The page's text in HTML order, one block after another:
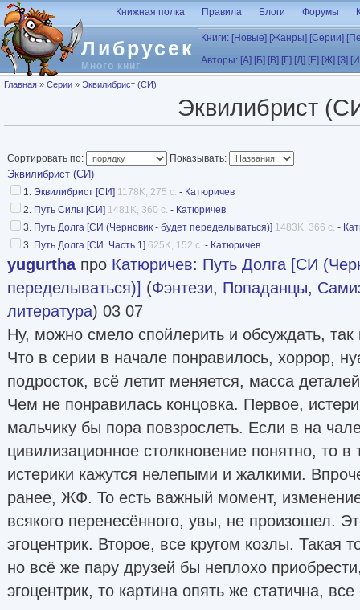
Перейти к основному содержанию
Либрусек
Много книг
Книжная полка Правила Блоги Форумы
Книги: [Новые] [Жанры] [Серии]
Авторы: [А] [Б] [В] [Г] [Д] [Е] [Ж] [З]
Вы здесь
Главная » Серии » Эквилибрист (СИ)
Эквилибрист
Сортировать по: Показывать:
Эквилибрист (СИ)
1. Эквилибрист [СИ] 1178K, 275 с. - Катюричев
2. Путь Силы [СИ] 1481K, 360 с. - Катюричев
3. Путь Долга [СИ (Черновик - будет переделываться)] 1483K, 366 с. -
3. Путь Долга [СИ. Часть 1] 625K, 152 с. - Катюричев
yugurthaпро Катюричев: Путь Долга [СИ
переделываться)] (Фэнтези, Попаданцы,
литература) 03 07
Ну, можно смело спойлерить и обсуждать, так
Что в серии в начале понравилось, хоррор,
подросток, всё летит меняется, масса
Чем не понравилась концовка. Первое,
мальчику бы пора повзрослеть. Если в на
цивилизационное столкновение понятно, то в
истерики кажутся нелепыми и жалкими.
ранее, ЖФ. То есть важный момент, изменение
всякого перенесённого, увы, не произошел.
эгоцентрик. Второе, все кругом козлы. Такая
но всё же пару друзей бы неплохо
эгоцентрик, то картина опять же статична,